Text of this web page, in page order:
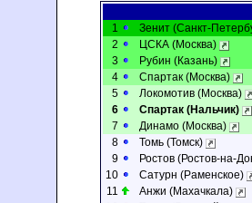
1
Зенит (Санкт-
2
ЦСКА (Москва)
3
Рубин (Казань)
4
Спартак (Москва)
5
Локомотив (Москва)
6
Спартак (Нальчик)
7
Динамо (Москва)
8
Томь (Томск)
9
Ростов (Ростов-на-
10
Сатурн (Раменское)
11
Анжи (Махачкала)